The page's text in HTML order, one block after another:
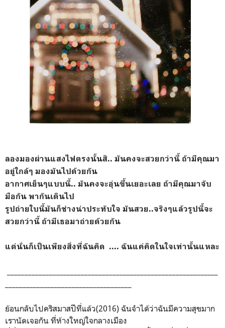
ลองมองผ่านแสงไฟตรงนั้นสิ.. มันคงจะสวยกว่านี้ ถ้ามีคุณมา
อยู่ใกล้ๆ มองมันไปด้วยกัน
อากาศเย็นๆแบบนี้.. มันคงจะอุ่นขึ้นเยอะเลย ถ้ามีคุณมาจับ
มือกัน พากันเดินไป
รูปถ่ายใบนี้มันก็ช่างน่าประทับใจ มันสวย..จริงๆแล้วรูปนี้จะ
สวยกว่านี้ ถ้ามีเธอมาถ่ายด้วยกัน
แต่นั่นก็เป็นเพียงสิ่งที่ฉันคิด .... ฉันแค่คิดในใจเท่านั้นแหละ
ย้อนกลับไปคริสมาสปีที่แล้ว(2016) ฉันจำได้ว่าฉันมีความสุขมาก
เรานัดเจอกัน ที่ห้างใหญ่ใจกลางเมือง